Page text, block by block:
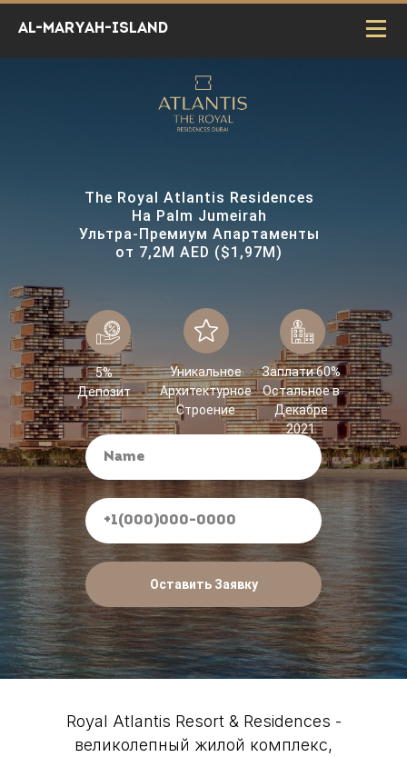
Al-Maryah-island
The Royal Atlantis Residences
На Palm Jumeirah
Ультра-Премиум Апартаменты
от 7,2М AED ($1,97M)
Оставить Заявку
5%
Депозит
Уникальное
Архитектурное
Строение
Заплати 60%
Остальное в
Декабре
2021
Royal Atlantis Resort & Residences -
великолепный жилой комплекс,